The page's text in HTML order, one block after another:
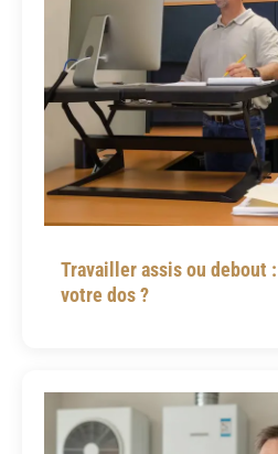
Travailler assis ou debout
votre dos ?